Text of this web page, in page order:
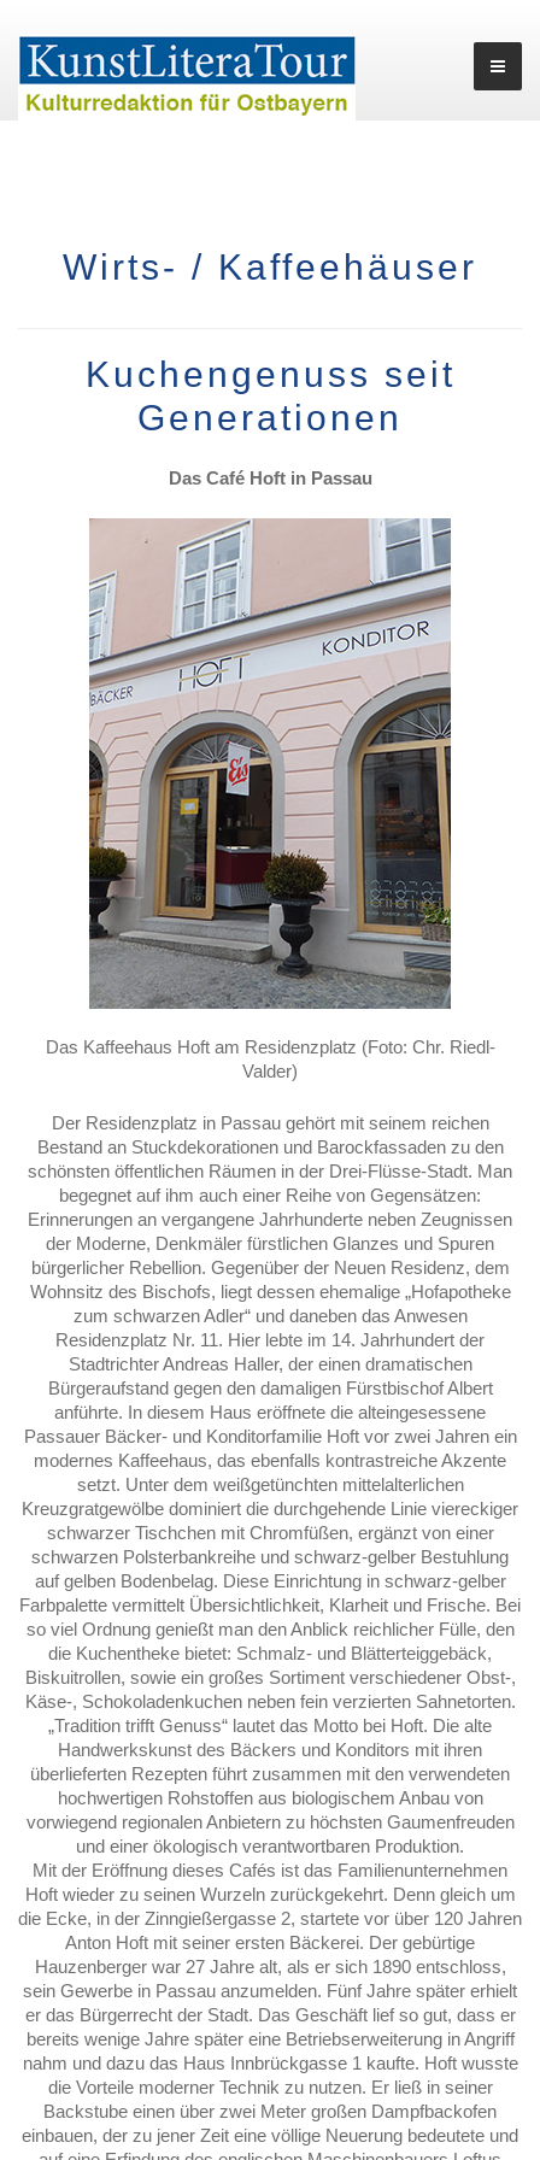
Wirts- / Kaffeehäuser
Kuchengenuss seit
Generationen
Das Café Hoft in Passau
Das Kaffeehaus Hoft am Residenzplatz (Foto: Chr. Riedl-
Valder)
Der Residenzplatz in Passau gehört mit seinem reichen
Bestand an Stuckdekorationen und Barockfassaden zu den
schönsten öffentlichen Räumen in der Drei-Flüsse-Stadt. Man
begegnet auf ihm auch einer Reihe von Gegensätzen:
Erinnerungen an vergangene Jahrhunderte neben Zeugnissen
der Moderne, Denkmäler fürstlichen Glanzes und Spuren
bürgerlicher Rebellion. Gegenüber der Neuen Residenz, dem
Wohnsitz des Bischofs, liegt dessen ehemalige „Hofapotheke
zum schwarzen Adler“ und daneben das Anwesen
Residenzplatz Nr. 11. Hier lebte im 14. Jahrhundert der
Stadtrichter Andreas Haller, der einen dramatischen
Bürgeraufstand gegen den damaligen Fürstbischof Albert
anführte. In diesem Haus eröffnete die alteingesessene
Passauer Bäcker- und Konditorfamilie Hoft vor zwei Jahren ein
modernes Kaffeehaus, das ebenfalls kontrastreiche Akzente
setzt. Unter dem weißgetünchten mittelalterlichen
Kreuzgratgewölbe dominiert die durchgehende Linie viereckiger
schwarzer Tischchen mit Chromfüßen, ergänzt von einer
schwarzen Polsterbankreihe und schwarz-gelber Bestuhlung
auf gelben Bodenbelag. Diese Einrichtung in schwarz-gelber
Farbpalette vermittelt Übersichtlichkeit, Klarheit und Frische. Bei
so viel Ordnung genießt man den Anblick reichlicher Fülle, den
die Kuchentheke bietet: Schmalz- und Blätterteiggebäck,
Biskuitrollen, sowie ein großes Sortiment verschiedener Obst-,
Käse-, Schokoladenkuchen neben fein verzierten Sahnetorten.
„Tradition trifft Genuss“ lautet das Motto bei Hoft. Die alte
Handwerkskunst des Bäckers und Konditors mit ihren
überlieferten Rezepten führt zusammen mit den verwendeten
hochwertigen Rohstoffen aus biologischem Anbau von
vorwiegend regionalen Anbietern zu höchsten Gaumenfreuden
und einer ökologisch verantwortbaren Produktion.
Mit der Eröffnung dieses Cafés ist das Familienunternehmen
Hoft wieder zu seinen Wurzeln zurückgekehrt. Denn gleich um
die Ecke, in der Zinngießergasse 2, startete vor über 120 Jahren
Anton Hoft mit seiner ersten Bäckerei. Der gebürtige
Hauzenberger war 27 Jahre alt, als er sich 1890 entschloss,
sein Gewerbe in Passau anzumelden. Fünf Jahre später erhielt
er das Bürgerrecht der Stadt. Das Geschäft lief so gut, dass er
bereits wenige Jahre später eine Betriebserweiterung in Angriff
nahm und dazu das Haus Innbrückgasse 1 kaufte. Hoft wusste
die Vorteile moderner Technik zu nutzen. Er ließ in seiner
Backstube einen über zwei Meter großen Dampfbackofen
einbauen, der zu jener Zeit eine völlige Neuerung bedeutete und